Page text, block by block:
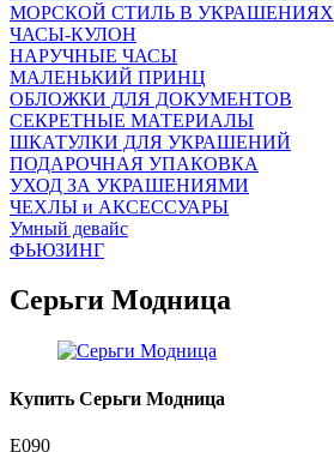
МОРСКОЙ СТИЛЬ В УКРАШЕНИЯХ
ЧАСЫ-КУЛОН
НАРУЧНЫЕ ЧАСЫ
МАЛЕНЬКИЙ ПРИНЦ
ОБЛОЖКИ ДЛЯ ДОКУМЕНТОВ
СЕКРЕТНЫЕ МАТЕРИАЛЫ
ШКАТУЛКИ ДЛЯ УКРАШЕНИЙ
ПОДАРОЧНАЯ УПАКОВКА
УХОД ЗА УКРАШЕНИЯМИ
ЧEХЛЫ и АКСЕССУАРЫ
Умный девайс
ФЬЮЗИНГ
Серьги Модница
Купить Серьги Модница
E090